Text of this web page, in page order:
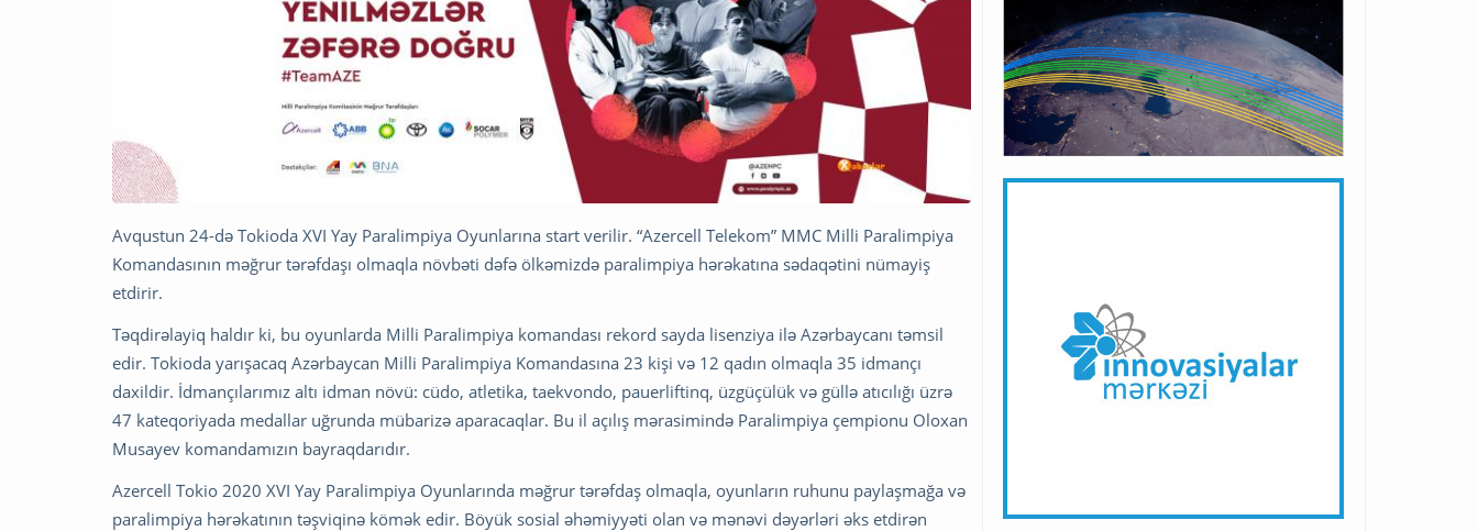
Avqustun 24-də Tokioda XVI Yay Paralimpiya Oyunlarına start verilir. “Azercell Telekom” MMC Milli Paralimpiya
Komandasının məğrur tərəfdaşı olmaqla növbəti dəfə ölkəmizdə paralimpiya hərəkatına sədaqətini nümayiş
etdirir.
Təqdirəlayiq haldır ki, bu oyunlarda Milli Paralimpiya komandası rekord sayda lisenziya ilə Azərbaycanı təmsil
edir. Tokioda yarışacaq Azərbaycan Milli Paralimpiya Komandasına 23 kişi və 12 qadın olmaqla 35 idmançı
daxildir. İdmançılarımız altı idman növü: cüdo, atletika, taekvondo, pauerliftinq, üzgüçülük və güllə atıcılığı üzrə
47 kateqoriyada medallar uğrunda mübarizə aparacaqlar. Bu il açılış mərasimində Paralimpiya çempionu Oloxan
Musayev komandamızın bayraqdarıdır.
Azercell Tokio 2020 XVI Yay Paralimpiya Oyunlarında məğrur tərəfdaş olmaqla, oyunların ruhunu paylaşmağa və
paralimpiya hərəkatının təşviqinə kömək edir. Böyük sosial əhəmiyyəti olan və mənəvi dəyərləri əks etdirən